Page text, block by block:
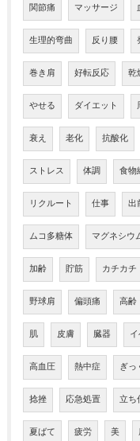
関節痛 マッサージ
生理的弯曲 反り腰
巻き肩 好転反応 乾
やせる ダイエット
衰え 老化 抗酸化
ストレス 体調 食物
リクルート 仕事 出
ムコ多糖体 マグネシウ
加齢 貯筋 カチカチ
野球肩 偏頭痛 高齢
肌 皮膚 臓器
高血圧 熱中症 ぎっ
捻挫 応急処置 立ち
夏ばて 疲労 美